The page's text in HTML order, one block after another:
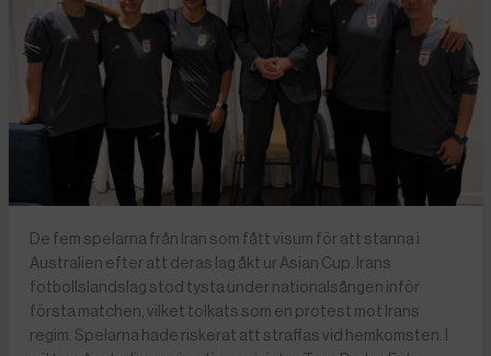
De fem spelarna från Iran som fått visum för att stanna i
Australien efter att deras lag åkt ur Asian Cup. Irans
fotbollslandslag stod tysta under nationalsången inför
första matchen, vilket tolkats som en protest mot Irans
regim. Spelarna hade riskerat att straffas vid hemkomsten. I